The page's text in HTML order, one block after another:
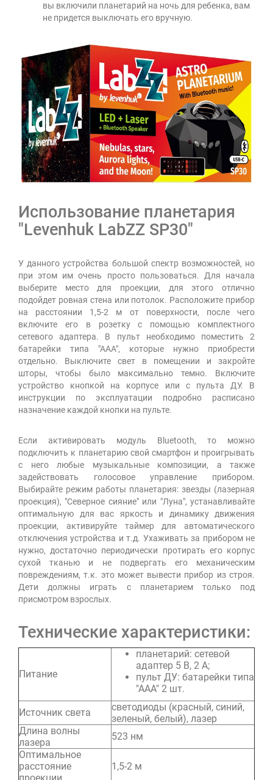
вы включили планетарий на ночь для ребенка, вам
не придется выключать его вручную.
Использование планетария
"Levenhuk LabZZ SP30"
У данного устройства большой спектр возможностей, но
при этом им очень просто пользоваться. Для начала
выберите место для проекции, для этого отлично
подойдет ровная стена или потолок. Расположите прибор
на расстоянии 1,5-2 м от поверхности, после чего
включите его в розетку с помощью комплектного
сетевого адаптера. В пульт необходимо поместить 2
батарейки типа "ААА", которые нужно приобрести
отдельно. Выключите свет в помещении и закройте
шторы, чтобы было максимально темно. Включите
устройство кнопкой на корпусе или с пульта ДУ. В
инструкции по эксплуатации подробно расписано
назначение каждой кнопки на пульте.
Если активировать модуль Bluetooth, то можно
подключить к планетарию свой смартфон и проигрывать
с него любые музыкальные композиции, а также
задействовать голосовое управление прибором.
Выбирайте режим работы планетария: звезды (лазерная
проекция), "Северное сияние" или "Луна", устанавливайте
оптимальную для вас яркость и динамику движения
проекции, активируйте таймер для автоматического
отключения устройства и т.д. Ухаживать за прибором не
нужно, достаточно периодически протирать его корпус
сухой тканью и не подвергать его механическим
повреждениям, т.к. это может вывести прибор из строя.
Дети должны играть с планетарием только под
присмотром взрослых.
Технические характеристики:
Питание
планетарий: сетевой
адаптер 5 В, 2 А;
пульт ДУ: батарейки типа
"ААА" 2 шт.
Источник света
светодиоды (красный, синий,
зеленый, белый), лазер
Длина волны
лазера
523 нм
Оптимальное
расстояние
1,5-2 м